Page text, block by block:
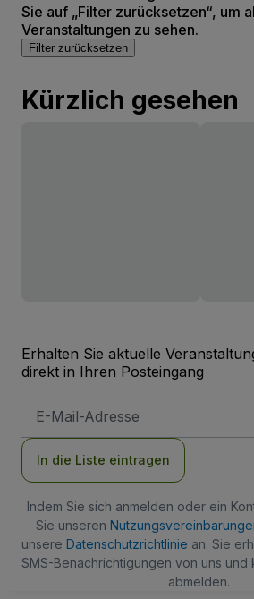
Sie auf „Filter zurücksetzen“, um
Veranstaltungen zu sehen.
Filter zurücksetzen
Kürzlich gesehen
Erhalten Sie aktuelle
direkt in Ihren Posteingang
Mail-
In die Liste eintragen
Indem Sie sich anmelden oder ein
Sie unseren
unsere Datenschutzrichtlinie an. Sie
SMS-Benachrichtigungen von uns
abmelden.